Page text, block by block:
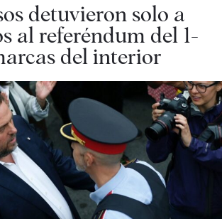
detuvieron solo a
al referéndum del 1-
del interior